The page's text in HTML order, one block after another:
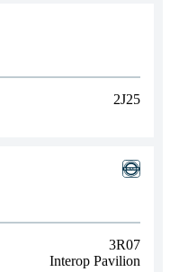
2J25
3R07
Interop Pavilion